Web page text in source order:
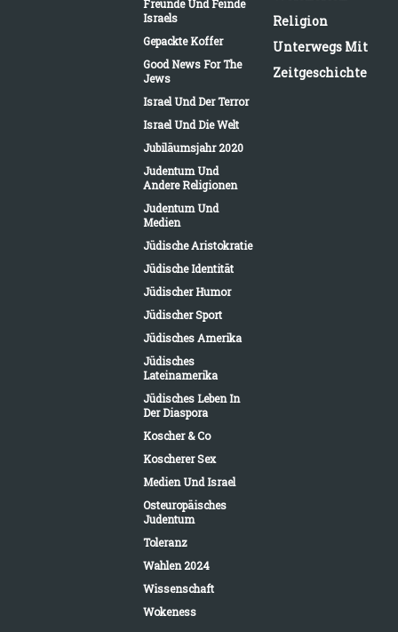
Freunde Und Feinde
Israels
Gepackte Koffer
Good News For The
Jews
Israel Und Der Terror
Israel Und Die Welt
Jubiläumsjahr 2020
Judentum Und
Andere Religionen
Judentum Und
Medien
Jüdische Aristokratie
Jüdische Identität
Jüdischer Humor
Jüdischer Sport
Jüdisches Amerika
Jüdisches
Lateinamerika
Jüdisches Leben In
Der Diaspora
Koscher & Co
Koscherer Sex
Medien Und Israel
Osteuropäisches
Judentum
Toleranz
Wahlen 2024
Wissenschaft
Wokeness
Religion
Unterwegs Mit
Zeitgeschichte